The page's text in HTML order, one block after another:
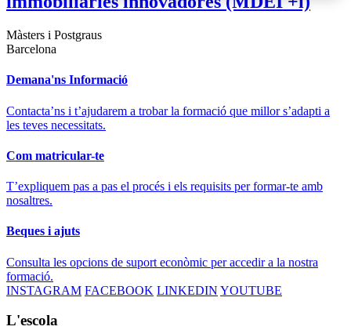
Màsters i Postgraus
Barcelona
Demana'ns Informació
Contacta’ns i t’ajudarem a trobar la formació que millor s’adapti a
les teves necessitats.
Com matricular-te
T’expliquem pas a pas el procés i els requisits per formar-te amb
nosaltres.
Beques i ajuts
Consulta les opcions de suport econòmic per accedir a la nostra
formació.
INSTAGRAM FACEBOOK LINKEDIN YOUTUBE
L'escola